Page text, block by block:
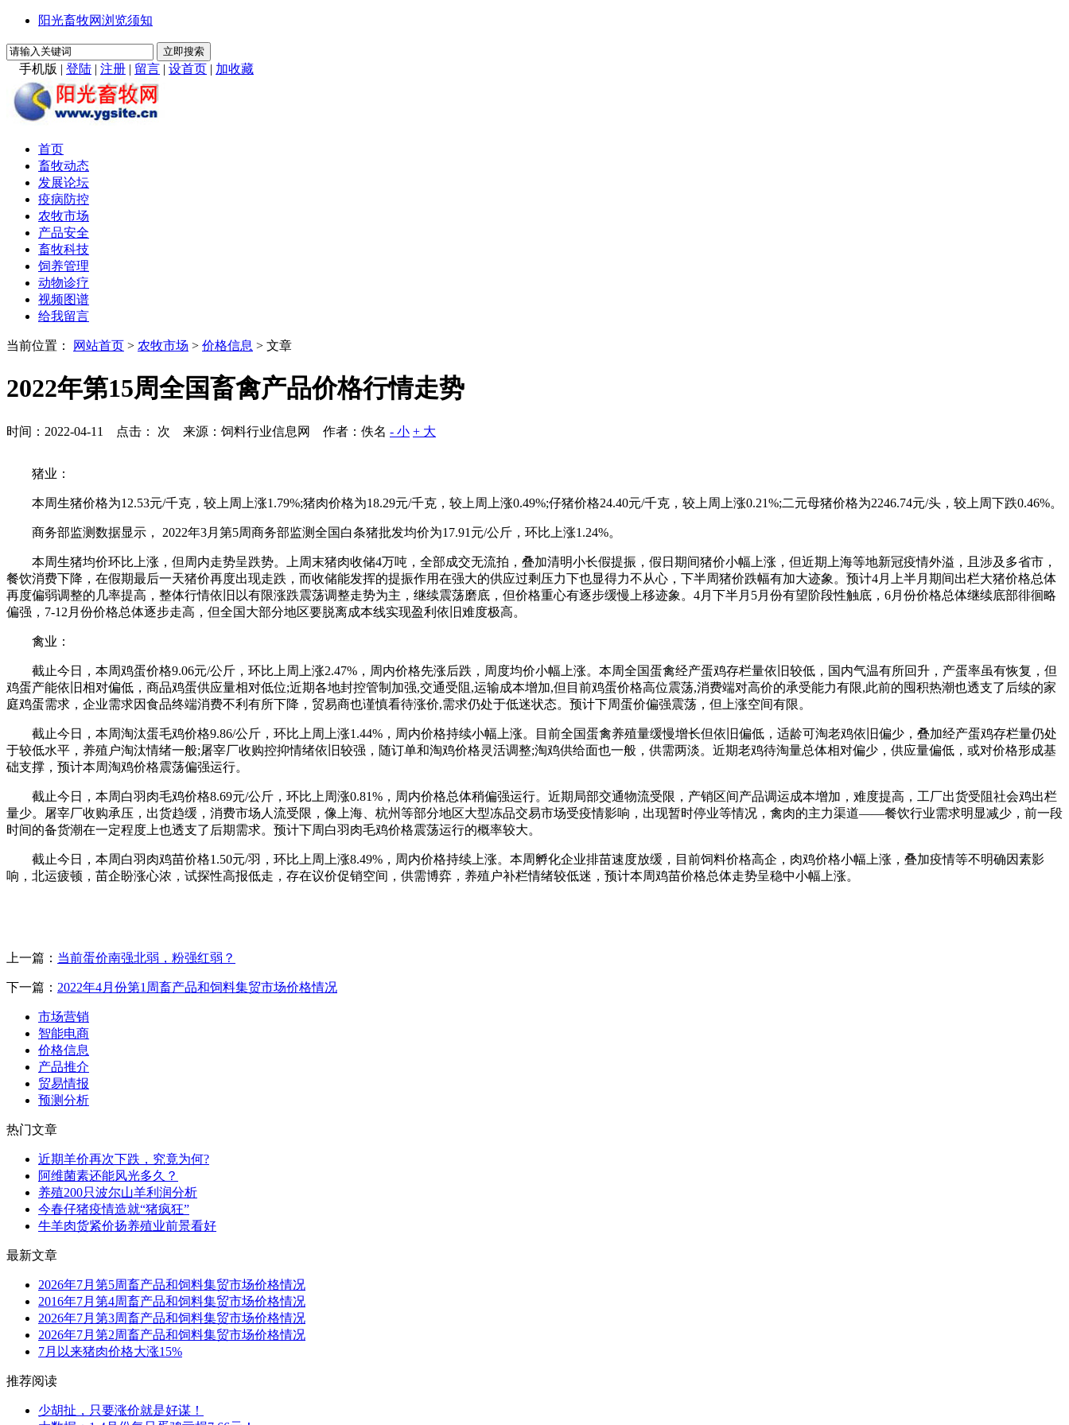
阳光畜牧网浏览须知
手机版 | 登陆 | 注册 | 留言 | 设首页 | 加收藏
首页
畜牧动态
发展论坛
疫病防控
农牧市场
产品安全
畜牧科技
饲养管理
动物诊疗
视频图谱
给我留言
当前位置： 网站首页 > 农牧市场 > 价格信息 > 文章
2022年第15周全国畜禽产品价格行情走势
时间：2022-04-11 点击： 次 来源：饲料行业信息网 作者：佚名 - 小 + 大
猪业：
本周生猪价格为12.53元/千克，较上周上涨1.79%;猪肉价格为18.29元/千克，较上周上涨0.49%;仔猪价格24.40元/千克，较上周上涨0.21%;二元母猪价格为2246.74元/头，较上周下跌0.46%。
商务部监测数据显示， 2022年3月第5周商务部监测全国白条猪批发均价为17.91元/公斤，环比上涨1.24%。
本周生猪均价环比上涨，但周内走势呈跌势。上周末猪肉收储4万吨，全部成交无流拍，叠加清明小长假提振，假日期间猪价小幅上涨，但近期上海等地新冠疫情外溢，且涉及多省市，
餐饮消费下降，在假期最后一天猪价再度出现走跌，而收储能发挥的提振作用在强大的供应过剩压力下也显得力不从心，下半周猪价跌幅有加大迹象。预计4月上半月期间出栏大猪价格总体
再度偏弱调整的几率提高，整体行情依旧以有限涨跌震荡调整走势为主，继续震荡磨底，但价格重心有逐步缓慢上移迹象。4月下半月5月份有望阶段性触底，6月份价格总体继续底部徘徊略
偏强，7-12月份价格总体逐步走高，但全国大部分地区要脱离成本线实现盈利依旧难度极高。
禽业：
截止今日，本周鸡蛋价格9.06元/公斤，环比上周上涨2.47%，周内价格先涨后跌，周度均价小幅上涨。本周全国蛋禽经产蛋鸡存栏量依旧较低，国内气温有所回升，产蛋率虽有恢复，但
鸡蛋产能依旧相对偏低，商品鸡蛋供应量相对低位;近期各地封控管制加强,交通受阻,运输成本增加,但目前鸡蛋价格高位震荡,消费端对高价的承受能力有限,此前的囤积热潮也透支了后续的家
庭鸡蛋需求，企业需求因食品终端消费不利有所下降，贸易商也谨慎看待涨价,需求仍处于低迷状态。预计下周蛋价偏强震荡，但上涨空间有限。
截止今日，本周淘汰蛋毛鸡价格9.86/公斤，环比上周上涨1.44%，周内价格持续小幅上涨。目前全国蛋禽养殖量缓慢增长但依旧偏低，适龄可淘老鸡依旧偏少，叠加经产蛋鸡存栏量仍处
于较低水平，养殖户淘汰情绪一般;屠宰厂收购控抑情绪依旧较强，随订单和淘鸡价格灵活调整;淘鸡供给面也一般，供需两淡。近期老鸡待淘量总体相对偏少，供应量偏低，或对价格形成基
础支撑，预计本周淘鸡价格震荡偏强运行。
截止今日，本周白羽肉毛鸡价格8.69元/公斤，环比上周涨0.81%，周内价格总体稍偏强运行。近期局部交通物流受限，产销区间产品调运成本增加，难度提高，工厂出货受阻社会鸡出栏
量少。屠宰厂收购承压，出货趋缓，消费市场人流受限，像上海、杭州等部分地区大型冻品交易市场受疫情影响，出现暂时停业等情况，禽肉的主力渠道——餐饮行业需求明显减少，前一段
时间的备货潮在一定程度上也透支了后期需求。预计下周白羽肉毛鸡价格震荡运行的概率较大。
截止今日，本周白羽肉鸡苗价格1.50元/羽，环比上周上涨8.49%，周内价格持续上涨。本周孵化企业排苗速度放缓，目前饲料价格高企，肉鸡价格小幅上涨，叠加疫情等不明确因素影
响，北运疲顿，苗企盼涨心浓，试探性高报低走，存在议价促销空间，供需博弈，养殖户补栏情绪较低迷，预计本周鸡苗价格总体走势呈稳中小幅上涨。
上一篇： 当前蛋价南强北弱，粉强红弱？
下一篇： 2022年4月份第1周畜产品和饲料集贸市场价格情况
市场营销
智能电商
价格信息
产品推介
贸易情报
预测分析
热门文章
近期羊价再次下跌，究竟为何?
阿维菌素还能风光多久？
养殖200只波尔山羊利润分析
今春仔猪疫情造就“猪疯狂”
牛羊肉货紧价扬养殖业前景看好
最新文章
2026年7月第5周畜产品和饲料集贸市场价格情况
2016年7月第4周畜产品和饲料集贸市场价格情况
2026年7月第3周畜产品和饲料集贸市场价格情况
2026年7月第2周畜产品和饲料集贸市场价格情况
7月以来猪肉价格大涨15%
推荐阅读
少胡扯，只要涨价就是好谋！